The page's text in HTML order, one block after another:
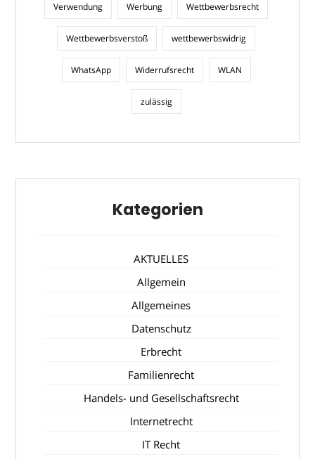
Verwendung Werbung Wettbewerbsrecht
Wettbewerbsverstoß wettbewerbswidrig
WhatsApp Widerrufsrecht WLAN
zulässig
Kategorien
AKTUELLES
Allgemein
Allgemeines
Datenschutz
Erbrecht
Familienrecht
Handels- und Gesellschaftsrecht
Internetrecht
IT Recht